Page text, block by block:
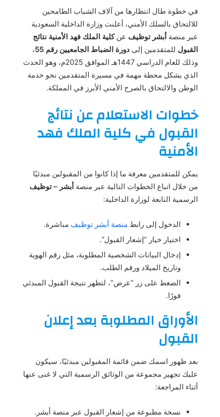
في خطوة طال انتظارها من آلاف الشباب الطامحين
للالتحاق بالسلك الأمني، أعلنت وزارة الداخلية السعودية
عبر منصة أبشر توظيف عنكلية الملك فهد الأمنية نتائج
القبول للمتقدمين إلى دورة الضباط الجامعيين رقم 55
،
وذلك للعام الدراسي 1447هـ الموافق 2025م، وهو الحدث
الذي يشكل محطة مهمة في مسيرة المتقدمين نحو خدمة
الوطن والالتحاق بالصرح الأمني الأبرز في المملكة.
خطوات الاستعلام عن نتائج
القبول في كلية الملك فهد
الأمنية
يمكن للمتقدمين معرفة ما إذا كانوا من المقبولين مبدئيًا
من خلال اتباع الخطوات التالية عبر منصة أبشر – توظيف
الرسمية التابعة لوزارة الداخلية:
الدخول إلى رابط منصة أبشر توظيف مباشرة.
اختيار خيار “إشعار القبول”.
إدخال البيانات الشخصية المطلوبة، مثل رقم الهوية
وتاريخ الميلاد ورقم الطلب.
الضغط على زر “عرض”، لتظهر نتيجة القبول المبدئي
فورًا.
الأوراق المطلوبة بعد إعلان
القبول
بعد ظهور اسمك ضمن قائمة المقبولين مبدئيًا، سيكون
عليك تجهيز مجموعة من الوثائق الرسمية التي لا غنى عنها
أثناء المراجعة:
نسخة مطبوعة من إشعار القبول عبر منصة أبشر.